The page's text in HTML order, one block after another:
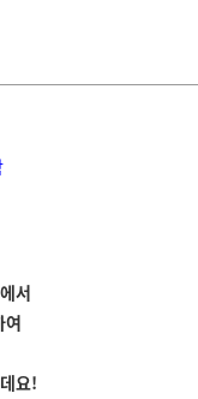
서
여
요!